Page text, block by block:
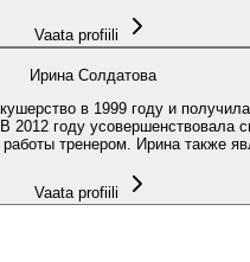
Vaata profiili
Ирина Солдатова
в 1999 году и
году усовершенствовала
тренером. Ирина также
Vaata profiili